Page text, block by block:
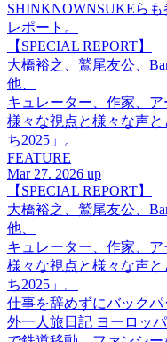
SHINKNOWNSUKEら
レポート。
【SPECIAL REPORT】
大橋裕之、鷲尾友公、
他、
キュレーター、作家、
様々な視点と様々な声
ち2025」。
FEATURE
Mar 27. 2026 up
【SPECIAL REPORT】
大橋裕之、鷲尾友公、
他、
キュレーター、作家、
様々な視点と様々な声
ち2025」。
仕事を辞めずにバック
外一人旅日記 ヨーロッ